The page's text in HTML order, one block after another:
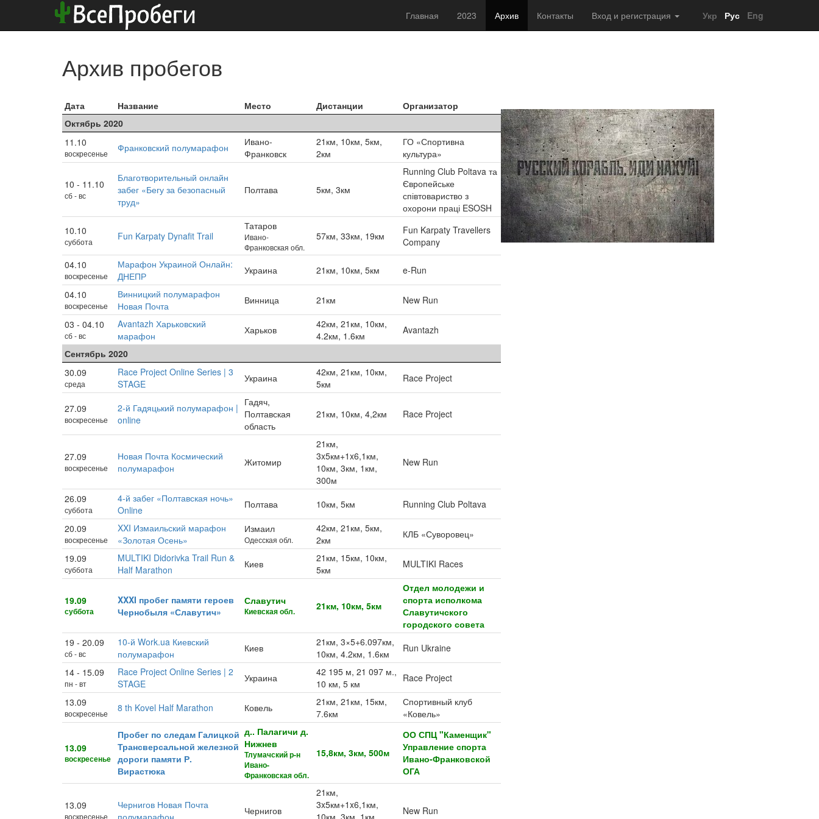
Главная 2023 Архив Контакты Вход и регистрация Укр Рус Eng
Архив пробегов
Дата Название Место Дистанции
Организатор
Октябрь 2020
11.10
воскресенье Франковский полумарафон
Ивано-
Франковск
21км, 10км, 5км,
2км
ГО «Спортивна
культура»
10 - 11.10
сб - вс
Благотворительный онлайн
забег «Бегу за безопасный
труд»
Полтава 5км, 3км
Running Club Poltava та
Європейське
співтовариство з
охорони праці ESOSH
10.10
суббота Fun Karpaty Dynafit Trail
Татаров
Ивано-
Франковская обл.
57км, 33км, 19км
Fun Karpaty Travellers
Company
04.10
воскресенье
Марафон Украиной Онлайн:
ДНЕПР
Украина 21км, 10км, 5км
e-Run
04.10
воскресенье
Винницкий полумарафон
Новая Почта
Винница 21км
New Run
03 - 04.10
сб - вс
Avantazh Харьковский
марафон
Харьков
42км, 21км, 10км,
4.2км, 1.6км
Avantazh
Сентябрь 2020
30.09
среда
Race Project Online Series | 3
STAGE
Украина
42км, 21км, 10км,
5км
Race Project
27.09
воскресенье
2-й Гадяцький полумарафон |
online
Гадяч,
Полтавская
область
21км, 10км, 4,2км Race Project
27.09
воскресенье
Новая Почта Космический
полумарафон
Житомир
21км,
3x5км+1x6,1км,
10км, 3км, 1км,
300м
New Run
26.09
суббота
4-й забег «Полтавская ночь»
Online
Полтава 10км, 5км
Running Club Poltava
20.09
воскресенье
XXI Измаильский марафон
«Золотая Осень»
Измаил
Одесская обл.
42км, 21км, 5км,
2км
КЛБ «Суворовец»
19.09
суббота
MULTIKI Didorivka Trail Run &
Half Marathon
Киев
21км, 15км, 10км,
5км
MULTIKI Races
19.09
суббота
XXXI пробег памяти героев
Чернобыля «Славутич»
Славутич
Киевская обл. 21км, 10км, 5км
Отдел молодежи и
спорта исполкома
Славутичского
городского совета
19 - 20.09
сб - вс
10-й Work.ua Киевский
полумарафон
Киев
21км, 3×5+6.097км,
10км, 4.2км, 1.6км
Run Ukraine
14 - 15.09
пн - вт
Race Project Online Series | 2
STAGE
Украина
42 195 м, 21 097 м.,
10 км, 5 км
Race Project
13.09
воскресенье 8 th Kovel Half Marathon Ковель
21км, 21км, 15км,
7.6км
Спортивный клуб
«Ковель»
13.09
воскресенье
Пробег по следам Галицкой
Трансверсальной железной
дороги памяти Р.
Вирастюка
д.. Палагичи д.
Нижнев
Тлумачский р-н
Ивано-
Франковская обл.
15,8км, 3км, 500м
ОО СПЦ "Каменщик"
Управление спорта
Ивано-Франковской
ОГА
13.09
воскресенье
Чернигов Новая Почта
полумарафон
Чернигов
21км,
3x5км+1x6,1км,
10км, 3км, 1км,
New Run